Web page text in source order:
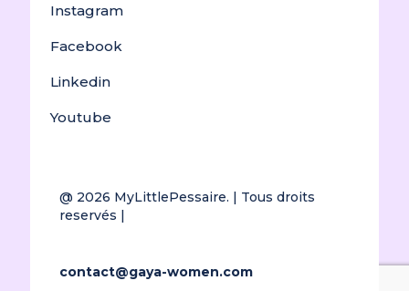
Instagram
Facebook
Linkedin
Youtube
@ 2026 MyLittlePessaire. | Tous droits
reservés |
contact@gaya-women.com